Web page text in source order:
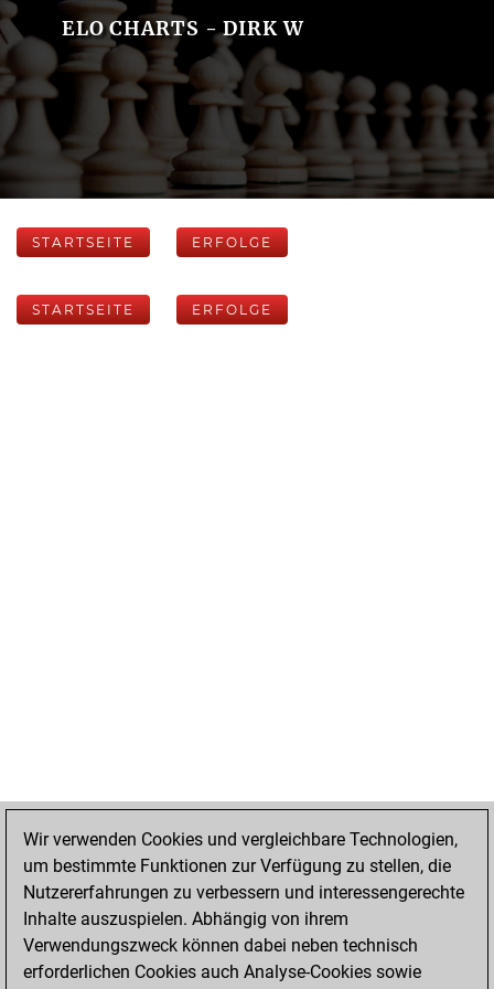
ELO CHARTS - DIRK W
STARTSEITE ERFOLGE
STARTSEITE ERFOLGE
Wir verwenden Cookies und vergleichbare Technologien,
um bestimmte Funktionen zur Verfügung zu stellen, die
Nutzererfahrungen zu verbessern und interessengerechte
Inhalte auszuspielen. Abhängig von ihrem
Verwendungszweck können dabei neben technisch
erforderlichen Cookies auch Analyse-Cookies sowie